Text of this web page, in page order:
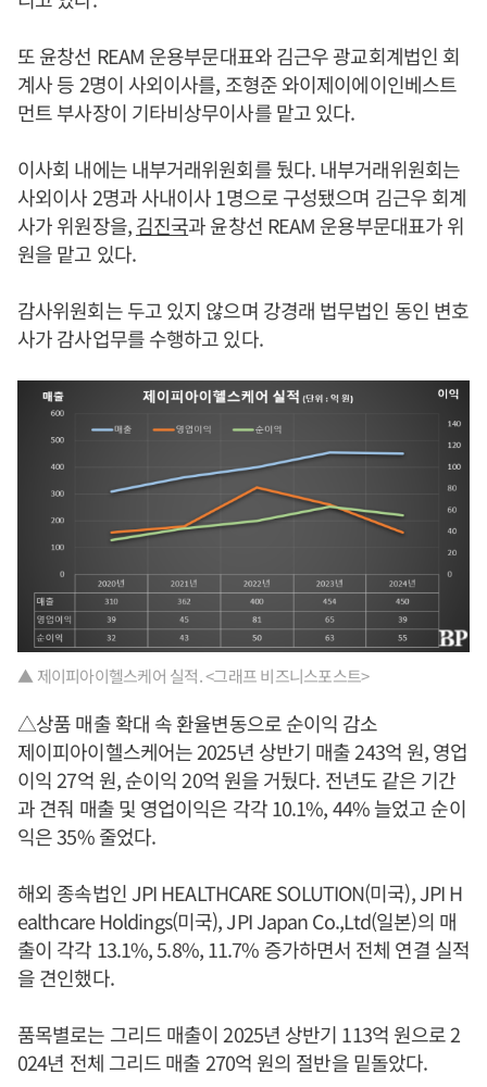
또 윤창선 REAM 운용부문대표와 김근우 광교회계법인 회
계사 등 2명이 사외이사를, 조형준 와이제이에이인베스트
먼트 부사장이 기타비상무이사를 맡고 있다.
이사회 내에는 내부거래위원회를 뒀다. 내부거래위원회는
사외이사 2명과 사내이사 1명으로 구성됐으며 김근우 회계
사가 위원장을,김진국과 윤창선 REAM 운용부문대표가 위
원을 맡고 있다.
감사위원회는 두고 있지 않으며 강경래 법무법인 동인 변호
사가 감사업무를 수행하고 있다.
▲ 제이피아이헬스케어 실적. <그래프 비즈니스포스트>
△상품 매출 확대 속 환율변동으로 순이익 감소
제이피아이헬스케어는 2025년 상반기 매출 243억 원, 영업
이익 27억 원, 순이익 20억 원을 거뒀다. 전년도 같은 기간
과 견줘 매출 및 영업이익은 각각 10.1%, 44% 늘었고 순이
익은 35% 줄었다.
해외 종속법인 JPI HEALTHCARE SOLUTION(미국), JPI H
ealthcare Holdings(미국), JPI Japan Co.,Ltd(일본)의 매
출이 각각 13.1%, 5.8%, 11.7% 증가하면서 전체 연결 실적
을 견인했다.
품목별로는 그리드 매출이 2025년 상반기 113억 원으로 2
024년 전체 그리드 매출 270억 원의 절반을 밑돌았다.